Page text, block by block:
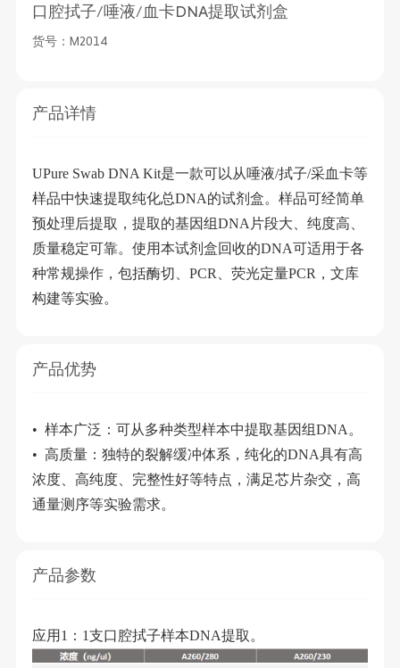
口腔拭子/唾液/血卡DNA提取试剂盒
货号：M2014
产品详情
UPure Swab DNA Kit是一款可以从唾液/拭子/采血卡等
样品中快速提取纯化总DNA的试剂盒。样品可经简单
预处理后提取，提取的基因组DNA片段大、纯度高、
质量稳定可靠。使用本试剂盒回收的DNA可适用于各
种常规操作，包括酶切、PCR、荧光定量PCR，文库
构建等实验。
产品优势
• 样本广泛：可从多种类型样本中提取基因组DNA。
• 高质量：独特的裂解缓冲体系，纯化的DNA具有高
浓度、高纯度、完整性好等特点，满足芯片杂交，高
通量测序等实验需求。
产品参数
应用1：1支口腔拭子样本DNA提取。